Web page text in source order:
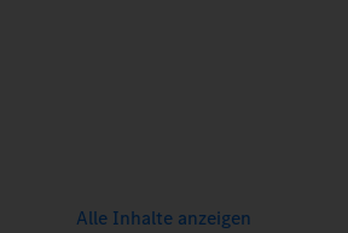
Alle Inhalte anzeigen